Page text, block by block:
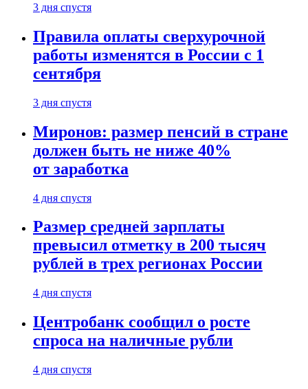
3 дня спустя
Правила оплаты сверхурочной
работы изменятся в России с 1
сентября
3 дня спустя
Миронов: размер пенсий в стране
должен быть не ниже 40%
от заработка
4 дня спустя
Размер средней зарплаты
превысил отметку в 200 тысяч
рублей в трех регионах России
4 дня спустя
Центробанк сообщил о росте
спроса на наличные рубли
4 дня спустя